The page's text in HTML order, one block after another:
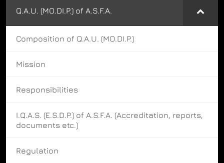
Q.A.U. (MO.DI.P.) of A.S.F.A.
Composition of Q.A.U. (MO.DI.P.)
Mission
Responsibilities
I.Q.A.S. (E.S.D.P.) of A.S.F.A. (Accreditation, reports,
documents etc.)
Regulation